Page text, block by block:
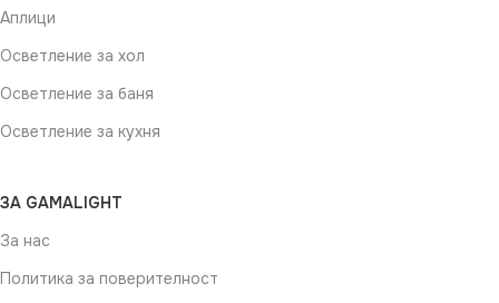
Аплици
Осветление за хол
Осветление за баня
Осветление за кухня
ЗА GAMALIGHT
За нас
Политика за поверителност